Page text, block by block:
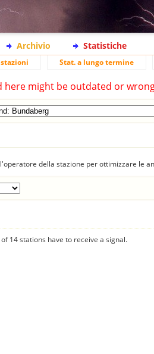
Archivio Statistiche
Stat. a lungo termine
might be outdated or
della stazione per ottimizzare le
14 stations have to receive a signal.